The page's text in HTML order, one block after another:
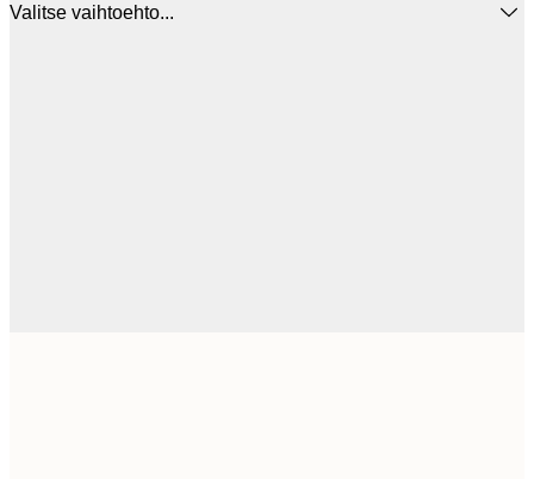
Valitse vaihtoehto...